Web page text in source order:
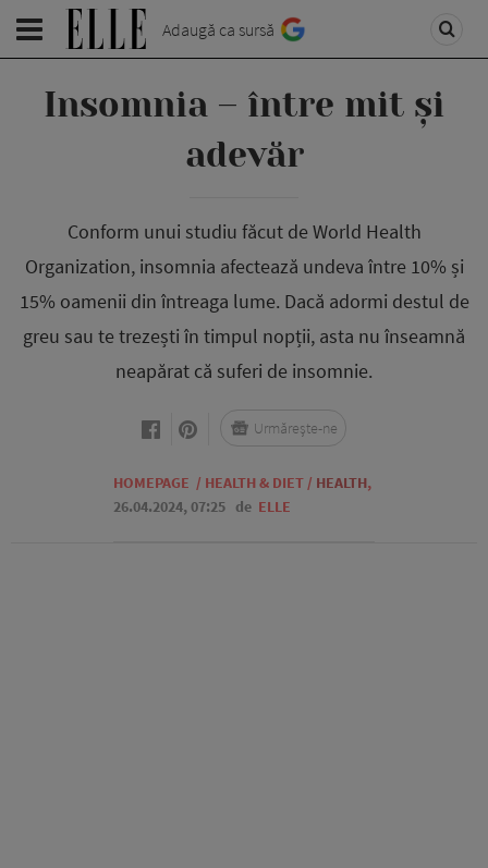
Adaugă ca sursă
Insomnia – între mit și
adevăr
Conform unui studiu făcut de World Health
Organization, insomnia afectează undeva între 10% și
15% oamenii din întreaga lume. Dacă adormi destul de
greu sau te trezești în timpul nopții, asta nu înseamnă
neapărat că suferi de insomnie.
HOMEPAGE / HEALTH & DIET / HEALTH,
26.04.2024, 07:25 de ELLE
Urmărește-ne